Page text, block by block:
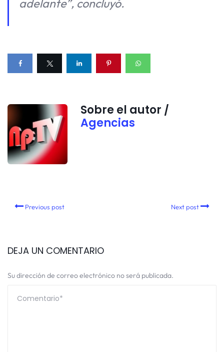
adelante”, concluyó.
Sobre el autor /
Agencias
Previous post Next post
DEJA UN COMENTARIO
Su dirección de correo electrónico no será publicada.